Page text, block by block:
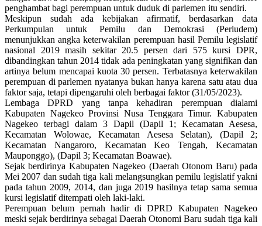
penghambat bagi perempuan untuk duduk di parlemen itu sendiri.
Meskipun sudah ada kebijakan afirmatif, berdasarkan data
Perkumpulan untuk Pemilu dan Demokrasi (Perludem)
menunjukkan angka keterwakilan perempuan hasil Pemilu legislatif
nasional 2019 masih sekitar 20.5 persen dari 575 kursi DPR,
dibandingkan tahun 2014 tidak ada peningkatan yang signifikan dan
artinya belum mencapai kuota 30 persen. Terbatasnya keterwakilan
perempuan di parlemen nyatanya bukan hanya karena satu atau dua
faktor saja, tetapi dipengaruhi oleh berbagai faktor (31/05/2023).
Lembaga DPRD yang tanpa kehadiran perempuan dialami
Kabupaten Nagekeo Provinsi Nusa Tenggara Timur. Kabupaten
Nagekeo terbagi dalam 3 Dapil (Dapil 1; Kecamatan Aesesa,
Kecamatan Wolowae, Kecamatan Aesesa Selatan), (Dapil 2;
Kecamatan Nangaroro, Kecamatan Keo Tengah, Kecamatan
Mauponggo), (Dapil 3; Kecamatan Boawae).
Sejak berdirinya Kabupaten Nagekeo (Daerah Otonom Baru) pada
Mei 2007 dan sudah tiga kali melangsungkan pemilu legislatif yakni
pada tahun 2009, 2014, dan juga 2019 hasilnya tetap sama semua
kursi legislatif ditempati oleh laki-laki.
Perempuan belum pernah hadir di DPRD Kabupaten Nagekeo
meski sejak berdirinya sebagai Daerah Otonomi Baru sudah tiga kali